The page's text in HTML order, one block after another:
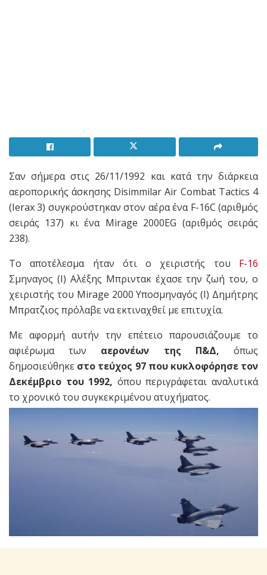
Σαν σήμερα στις 26/11/1992 και κατά την διάρκεια
αεροπορικής άσκησης Disimmilar Air Combat Tactics 4
(Ierax 3) συγκρούστηκαν στον αέρα ένα F-16C (αριθμός
σειράς 137) κι ένα Mirage 2000EG (αριθμός σειράς
238).
Το αποτέλεσμα ήταν ότι ο χειριστής του F-16
Σμηναγος (Ι) Αλέξης Μπριντακ έχασε την ζωή του, ο
χειριστής του Mirage 2000 Υποσμηναγός (Ι) Δημήτρης
Μπρατζιος πρόλαβε να εκτιναχθεί με επιτυχία.
Με αφορμή αυτήν την επέτειο παρουσιάζουμε το
αφιέρωμα των αερονέων της Π&Δ, όπως
δημοσιεύθηκε στο τεύχος 97 που κυκλοφόρησε τον
Δεκέμβριο του 1992, όπου περιγράφεται αναλυτικά
το χρονικό του συγκεκριμένου ατυχήματος.